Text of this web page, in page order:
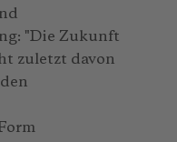
"Die Zukunft
zuletzt davon